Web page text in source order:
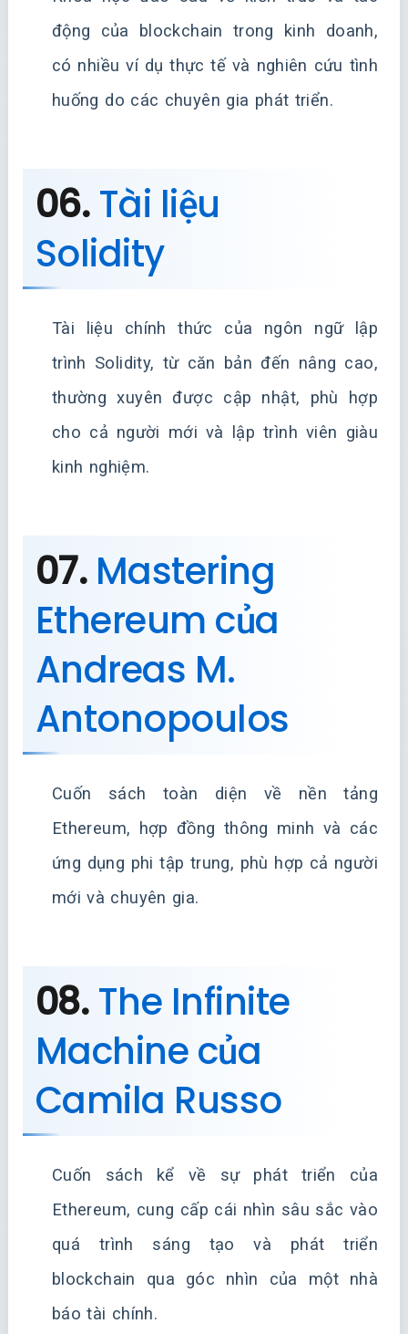
động của blockchain trong kinh doanh,
có nhiều ví dụ thực tế và nghiên cứu tình
huống do các chuyên gia phát triển.
06.Tài liệu
Solidity
Tài liệu chính thức của ngôn ngữ lập
trình Solidity, từ căn bản đến nâng cao,
thường xuyên được cập nhật, phù hợp
cho cả người mới và lập trình viên giàu
kinh nghiệm.
07. Mastering
Ethereum của
Andreas M.
Antonopoulos
Cuốn sách toàn diện về nền tảng
Ethereum, hợp đồng thông minh và các
ứng dụng phi tập trung, phù hợp cả người
mới và chuyên gia.
08.The Infinite
Machine của
Camila Russo
Cuốn sách kể về sự phát triển của
Ethereum, cung cấp cái nhìn sâu sắc vào
quá trình sáng tạo và phát triển
blockchain qua góc nhìn của một nhà
báo tài chính.